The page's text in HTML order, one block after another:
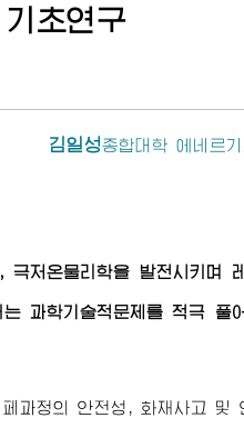
초연구
김일성종합대학 에네르
저온물리학을 발전시키며
과학기술적문제를 적극 풀
과정의 안전성, 화재사고 및